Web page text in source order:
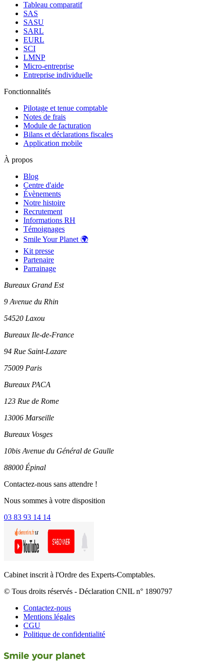
Tableau comparatif
SAS
SASU
SARL
EURL
SCI
LMNP
Micro-entreprise
Entreprise individuelle
Fonctionnalités
Pilotage et tenue comptable
Notes de frais
Module de facturation
Bilans et déclarations fiscales
Application mobile
À propos
Blog
Centre d'aide
Évènements
Notre histoire
Recrutement
Informations RH
Témoignages
Smile Your Planet 🌍
Kit presse
Partenaire
Parrainage
Bureaux Grand Est
9 Avenue du Rhin
54520 Laxou
Bureaux Ile-de-France
94 Rue Saint-Lazare
75009 Paris
Bureaux PACA
123 Rue de Rome
13006 Marseille
Bureaux Vosges
10bis Avenue du Général de Gaulle
88000 Épinal
Contactez-nous sans attendre !
Nous sommes à votre disposition
03 83 93 14 14
Cabinet inscrit à l'Ordre des Experts-Comptables.
© Tous droits réservés - Déclaration CNIL n° 1890797
Contactez-nous
Mentions légales
CGU
Politique de confidentialité